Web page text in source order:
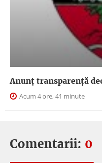
Anunţ transparenţă
Acum 4 ore, 41 minute
Comentarii: 0